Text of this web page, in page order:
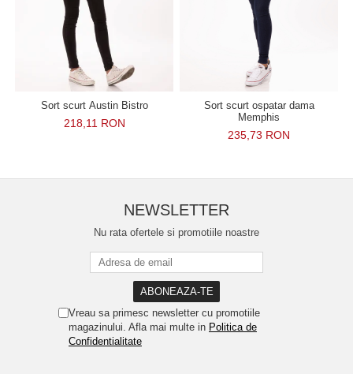
Sort scurt Austin Bistro
218,11 RON
Sort scurt ospatar dama
Memphis
235,73 RON
NEWSLETTER
Nu rata ofertele si promotiile noastre
Vreau sa primesc newsletter cu promotiile
magazinului. Afla mai multe in Politica de
Confidentialitate